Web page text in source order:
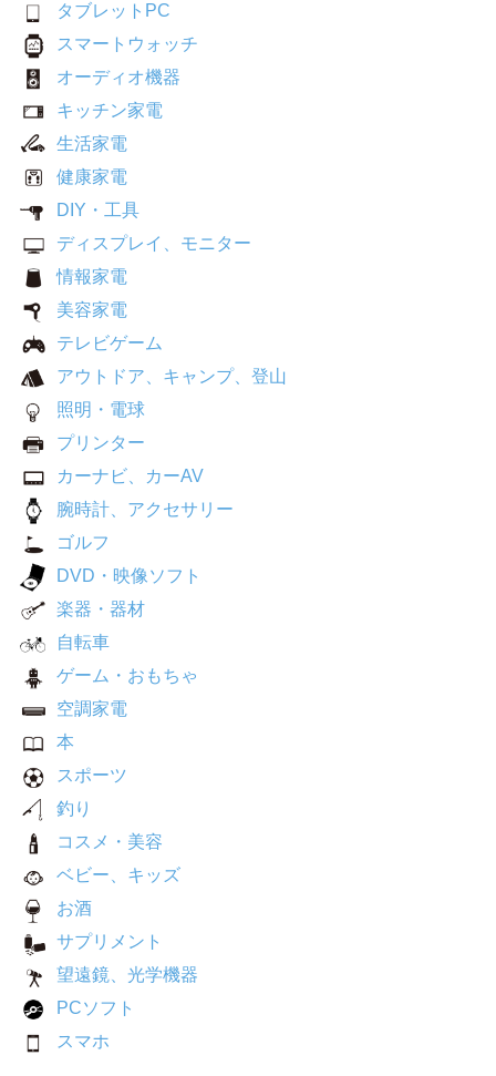
タブレットPC
スマートウォッチ
オーディオ機器
キッチン家電
生活家電
健康家電
DIY・工具
ディスプレイ、モニター
情報家電
美容家電
テレビゲーム
アウトドア、キャンプ、登山
照明・電球
プリンター
カーナビ、カーAV
腕時計、アクセサリー
ゴルフ
DVD・映像ソフト
楽器・器材
自転車
ゲーム・おもちゃ
空調家電
本
スポーツ
釣り
コスメ・美容
ベビー、キッズ
お酒
サプリメント
望遠鏡、光学機器
PCソフト
スマホ